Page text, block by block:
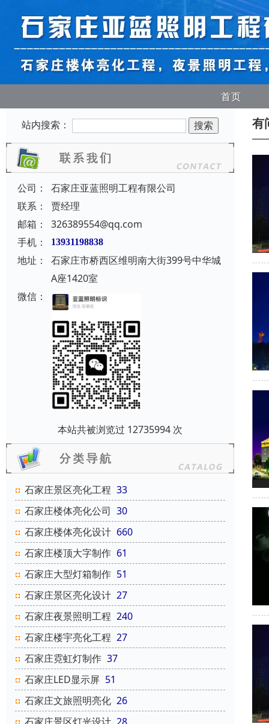
首页
站内搜索：
公司：
石家庄亚蓝照明工程有限公司
联系：
贾经理
邮箱：
326389554@qq.com
手机：
13931198838
地址：
石家庄市桥西区维明南大街399号中华城
A座1420室
微信：
本站共被浏览过 12735994 次
石家庄景区亮化工程 33
石家庄楼体亮化公司 30
石家庄楼体亮化设计 660
石家庄楼顶大字制作 61
石家庄大型灯箱制作 51
石家庄景区亮化设计 27
石家庄夜景照明工程 240
石家庄楼宇亮化工程 27
石家庄霓虹灯制作 37
石家庄LED显示屏 51
石家庄文旅照明亮化 26
有